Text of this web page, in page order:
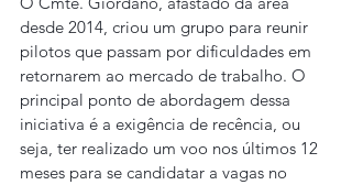
desde 2014, criou um grupo para reunir
pilotos que passam por dificuldades em
retornarem ao mercado de trabalho. O
principal ponto de abordagem dessa
iniciativa é a exigência de recência, ou
seja, ter realizado um voo nos últimos 12
meses para se candidatar a vagas no